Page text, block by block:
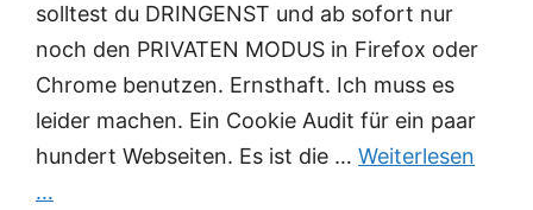
solltest du DRINGENST und ab sofort nur
noch den PRIVATEN MODUS in Firefox oder
Chrome benutzen. Ernsthaft. Ich muss es
leider machen. Ein Cookie Audit für ein paar
hundert Webseiten. Es ist die … Weiterlesen
…